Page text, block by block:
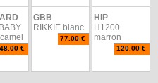
48.00 €
GBB
RIKKIE blanc
77.00 €
HIP
H1200
marron
120.00 €